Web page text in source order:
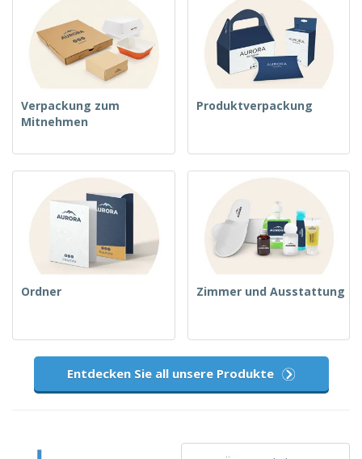
Verpackung zum
Mitnehmen
Produktverpackung
Ordner Zimmer und Ausstattung
Entdecken Sie all unsere Produkte